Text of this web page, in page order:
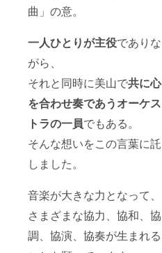
曲」の意。
一人ひとりが主役でありな
がら、
それと同時に美山で共に心
を合わせ奏であうオーケス
トラの一員でもある。
そんな想いをこの言葉に託
しました。
音楽が大きな力となって、
さまざまな協力、協和、協
調、協演、協奏が生まれる